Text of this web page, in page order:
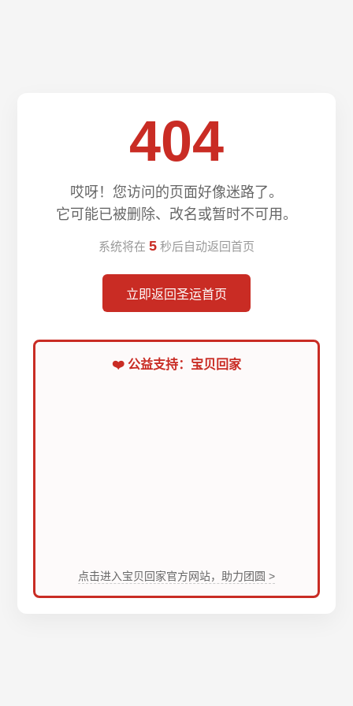
404
哎呀！您访问的页面好像迷路了。
它可能已被删除、改名或暂时不可用。
系统将在 5 秒后自动返回首页
立即返回圣运首页
❤️ 公益支持：宝贝回家
点击进入宝贝回家官方网站，助力团圆 >